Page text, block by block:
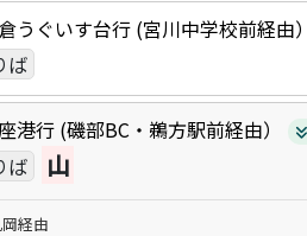
うぐいす台行 (宮川中学校前経由）
ば
港行 (磯部BC・鵜方駅前経由）
ば 山
経由